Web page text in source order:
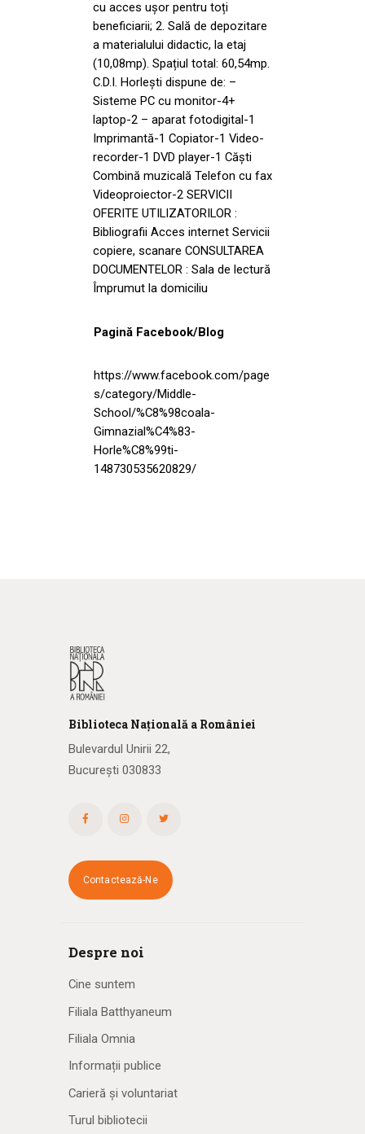
cu acces ușor pentru toți
beneficiarii; 2. Sală de depozitare
a materialului didactic, la etaj
(10,08mp). Spațiul total: 60,54mp.
C.D.I. Horlești dispune de: –
Sisteme PC cu monitor-4+
laptop-2 – aparat fotodigital-1
Imprimantă-1 Copiator-1 Video-
recorder-1 DVD player-1 Căști
Combină muzicală Telefon cu fax
Videoproiector-2 SERVICII
OFERITE UTILIZATORILOR :
Bibliografii Acces internet Servicii
copiere, scanare CONSULTAREA
DOCUMENTELOR : Sala de lectură
Împrumut la domiciliu
Pagină Facebook/Blog
https://www.facebook.com/page
s/category/Middle-
School/%C8%98coala-
Gimnazial%C4%83-
Horle%C8%99ti-
148730535620829/
Biblioteca Națională a României
Bulevardul Unirii 22,
București 030833
Contactează-Ne
Despre noi
Cine suntem
Filiala Batthyaneum
Filiala Omnia
Informații publice
Carieră și voluntariat
Turul bibliotecii